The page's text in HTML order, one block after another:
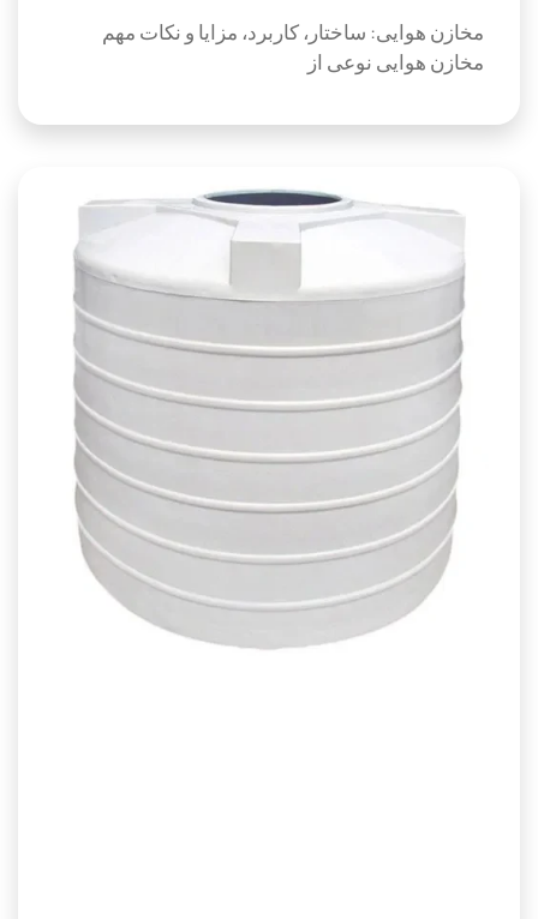
مخازن هوایی: ساختار، کاربرد، مزایا و نکات مهم
مخازن هوایی نوعی از